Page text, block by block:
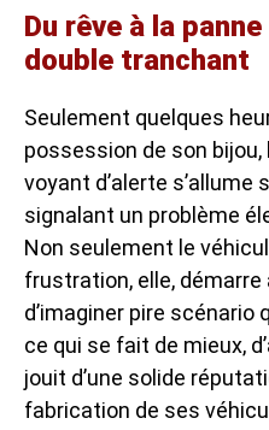
Du rêve à la
double tranchant
Seulement quelques
possession de son bijou,
voyant d’alerte s’allume
signalant un problème
Non seulement le
frustration, elle,
d’imaginer pire scénario
ce qui se fait de mieux,
jouit d’une solide
fabrication de ses